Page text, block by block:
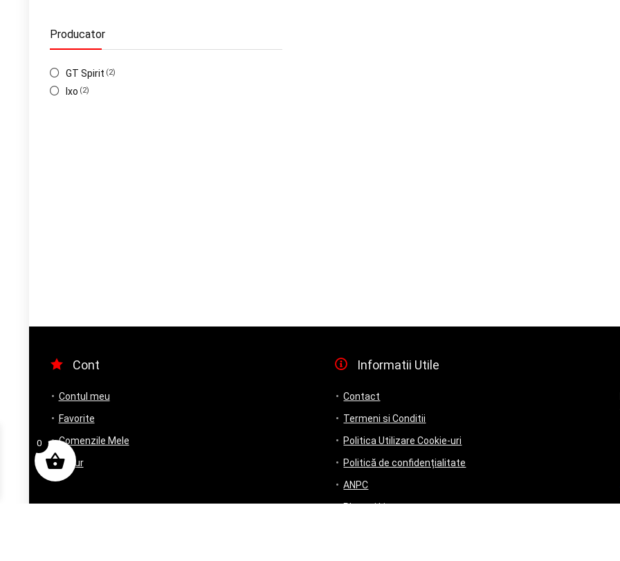
Producator
GT Spirit (2)
Ixo (2)
Cont
Contul meu
Favorite
Comenzile Mele
Retur
Informatii Utile
Contact
Termeni si Conditii
Politica Utilizare Cookie-uri
Politică de confidențialitate
ANPC
Plata si Livrare
0